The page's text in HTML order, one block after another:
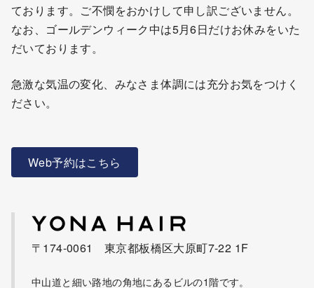
ております。ご不憫をおかけして申し訳ございません。
なお、ゴールデンウィーク中は5月6日だけお休みをいた
だいております。
急激な気温の変化、みなさま体調には充分お気をつけく
ださい。
Web予約はこちら
〒174-0061 東京都板橋区大原町7-22 1F
中山道と細い路地の角地にあるビルの1階です。